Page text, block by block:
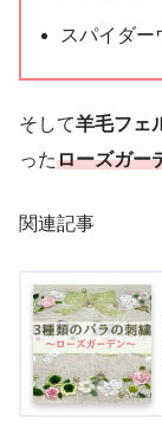
スパイダー
そして羊毛フェ
ったローズガー
関連記事